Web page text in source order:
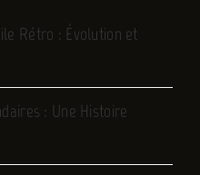
Rétro : Évolution et
: Une Histoire